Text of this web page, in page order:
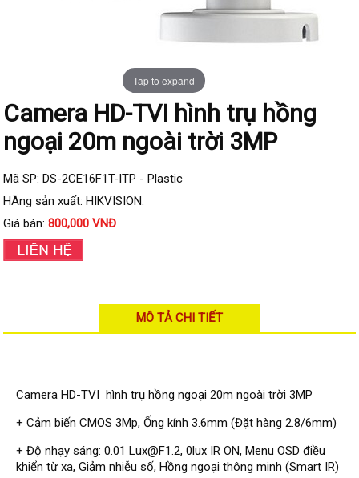
Camera Visionhitech
Camera KBVISION
Camera HDParagon
Đầu ghi Analog
Đầu ghi HDParagon
Đầu ghi HIKVISION
Thiết bị chống trộm Paradox
Thiết bị Enforcer
access control
Khóa điện tử VIRO
Tap to expand
Camera HD-TVI hình trụ hồng
ngoại 20m ngoài trời 3MP
Mã SP: DS-2CE16F1T-ITP - Plastic
HÃng sản xuất: HIKVISION.
Giá bán:800,000 VNĐ
MÔ TẢ CHI TIẾT
Camera HD-TVI hình trụ hồng ngoại 20m ngoài trời 3MP
+ Cảm biến CMOS 3Mp, Ống kính 3.6mm (Đặt hàng 2.8/6mm)
+ Độ nhạy sáng: 0.01 Lux@F1.2, 0lux IR ON, Menu OSD điều
khiển từ xa, Giảm nhiễu số, Hồng ngoại thông minh (Smart IR)